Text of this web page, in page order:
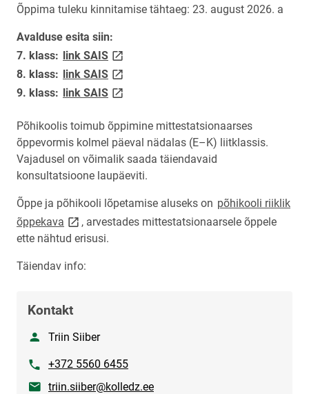
Õppima tuleku kinnitamise tähtaeg: 23. august 2026. a
Avalduse esita siin:
7. klass: link SAISlink opens on new page
8. klass: link SAISlink opens on new page
9. klass: link SAISlink opens on new page
Põhikoolis toimub õppimine mittestatsionaarses
õppevormis kolmel päeval nädalas (E–K) liitklassis.
Vajadusel on võimalik saada täiendavaid
konsultatsioone laupäeviti.
Õppe ja põhikooli lõpetamise aluseks on põhikooli riiklik
õppekava link opens on new page
, arvestades mittestatsionaarsele õppele
ette nähtud erisusi.
Täiendav info:
Kontakt
NimiTriin Siiber
Telefon+372 5560 6455
E-posttriin.siiber@kolledz.ee